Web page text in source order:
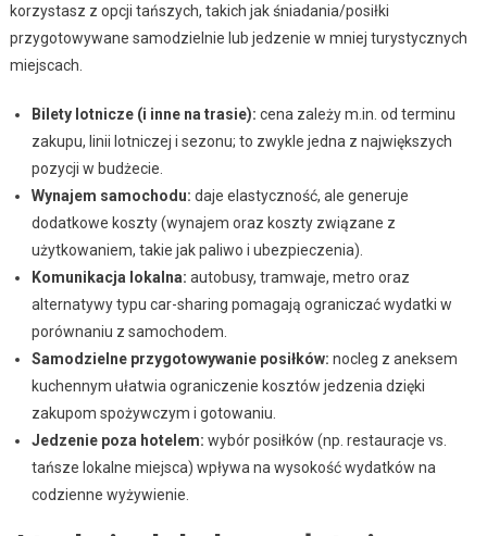
korzystasz z opcji tańszych, takich jak śniadania/posiłki
przygotowywane samodzielnie lub jedzenie w mniej turystycznych
miejscach.
Bilety lotnicze (i inne na trasie): cena zależy m.in. od terminu
zakupu, linii lotniczej i sezonu; to zwykle jedna z największych
pozycji w budżecie.
Wynajem samochodu: daje elastyczność, ale generuje
dodatkowe koszty (wynajem oraz koszty związane z
użytkowaniem, takie jak paliwo i ubezpieczenia).
Komunikacja lokalna: autobusy, tramwaje, metro oraz
alternatywy typu car-sharing pomagają ograniczać wydatki w
porównaniu z samochodem.
Samodzielne przygotowywanie posiłków: nocleg z aneksem
kuchennym ułatwia ograniczenie kosztów jedzenia dzięki
zakupom spożywczym i gotowaniu.
Jedzenie poza hotelem: wybór posiłków (np. restauracje vs.
tańsze lokalne miejsca) wpływa na wysokość wydatków na
codzienne wyżywienie.